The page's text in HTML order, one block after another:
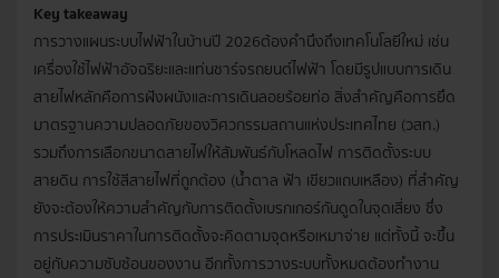
Key takeaway
การวางแผนระบบไฟฟ้าในบ้านปี 2026 ต้องคำนึงถึงเทคโนโลยีใหม่ เช่น
เครื่องใช้ไฟฟ้าอัจฉริยะและแท่นชาร์จรถยนต์ไฟฟ้า โดยมีรูปแบบการเดิน
สายไฟหลักคือการฝังผนังและการเดินลอยร้อยท่อ สิ่งสำคัญคือการยึด
มาตรฐานความปลอดภัยของวิศวกรรมสถานแห่งประเทศไทย (วสท.)
รวมถึงการเลือกขนาดสายไฟให้สัมพันธ์กับโหลดไฟ การติดตั้งระบบ
สายดิน การใช้สีสายไฟที่ถูกต้อง (น้ำตาล ฟ้า เขียวแถบเหลือง) ที่สำคัญ
ยังจะต้องให้ความสำคัญกับการติดตั้งเบรกเกอร์กันดูดในจุดเสี่ยง ซึ่ง
การประเมินราคาในการติดตั้งจะคิดตามจุดหรือเหมาจ่าย แต่ทั้งนี้ จะขึ้น
อยู่กับความซับซ้อนของงาน อีกทั้งการวางระบบทั้งหมดต้องทำงาน